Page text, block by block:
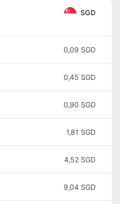
SGD
0,09 SGD
0,45 SGD
0,90 SGD
1,81 SGD
4,52 SGD
9,04 SGD